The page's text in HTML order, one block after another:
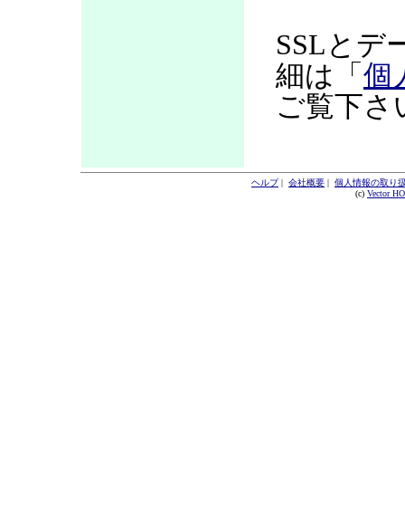
SSLとデ
細は「 個
ご覧下さ
ヘルプ| 会社概要 | 個人情報の取り
(c) Vector